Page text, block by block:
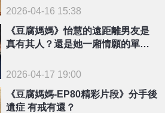
2026-04-16 15:38
《豆腐媽媽》怡慧的遠距離男友是
真有其人？還是她一廂情願的單
2026-04-17 19:00
《豆腐媽媽-EP80精彩片段》分手後
遺症 有戒有還？